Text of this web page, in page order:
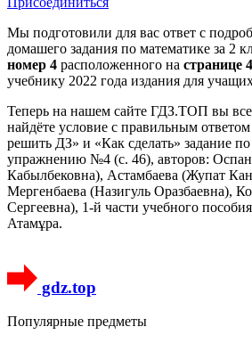
Мы подготовили для вас ответ c
домашего задания по математике за 2
номер 4 расположенного на странице
учебнику 2022 года издания для
Теперь на нашем сайте ГДЗ.ТОП вы
найдёте условие с правильным
решить ДЗ» и «Как сделать» задание
упражнению №4 (с. 46), авторов:
Кабылбековна), Астамбаева (Жупат
Мергенбаева (Назигуль Оразбаевна),
Сергеевна), 1-й части учебного пособия
Атамұра.
gdz.top
Популярные предметы